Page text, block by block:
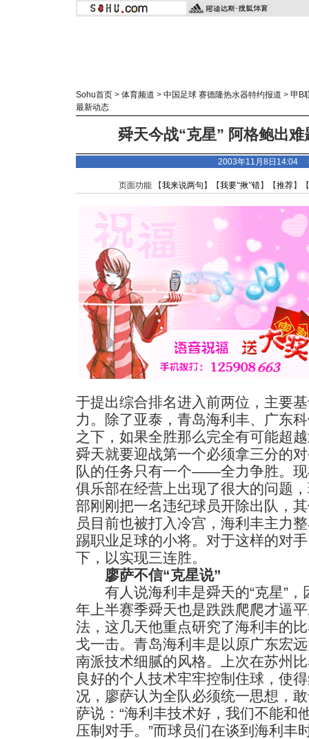
Sohu首页 > 体育频道 > 中国足球 赛德隆热水器特约报道 > 甲B
最新动态
舜天今战“克星” 阿格鲍出
2003年11月8日14:04
页面功能 【我来说两句 】【我要“揪”错】【推荐】
于提出综合排名进入前两位，主要
力。除了亚泰，青岛海利丰、广东
之下，如果全胜那么完全有可能超
舜天就要迎战第一个必须拿三分的
队的任务只有一个——全力争胜。
俱乐部在经营上出现了很大的问题
部刚刚把一名违纪球员开除出队，
员目前也被打入冷宫，海利丰主力
踢职业足球的小将。对于这样的对
下，以实现三连胜。
廖萨不信“克星说”
有人说海利丰是舜天的“克星”，
年上半赛季舜天也是跌跌爬爬才逼
法，这几天他重点研究了海利丰的
戈一击。青岛海利丰是以原广东宏
南派技术细腻的风格。上次在苏州
良好的个人技术牢牢控制住球，使
况，廖萨认为全队必须统一思想，
萨说：“海利丰技术好，我们不能和
压制对手。”而球员们在谈到海利丰